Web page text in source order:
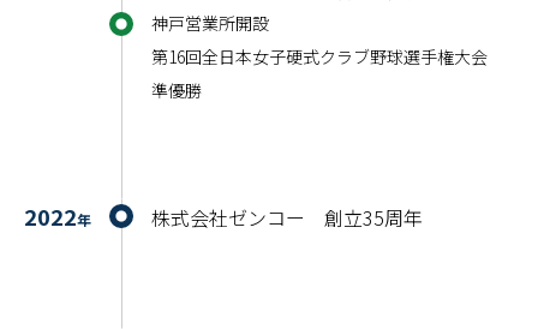
神戸営業所開設
第16回全日本女子硬式クラブ野球選手権大会
準優勝
2022年 株式会社ゼンコー 創立35周年